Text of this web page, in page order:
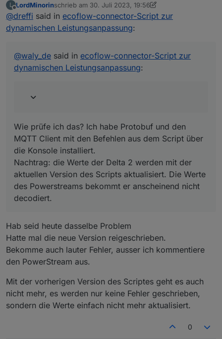
definition von protoSource2 vorhanden und
vollständig ?
Wie prüfe ich das? Ich habe Protobuf und den MQTT
installiert.
Nachtrag: die Werte der Delta 2 werden mit der aktuellen
Version des Scripts aktualisiert. Die Werte des
L
Offline
LordMinorinschrieb am 30. Juli 2023, 19:56
zuletzt editiert von LordMinorin
@dreffi said in ecoflow-connector-Script zur
dynamischen Leistungsanpassung:
@waly_de said in ecoflow-connector-Script zur
dynamischen Leistungsanpassung:
Wie prüfe ich das? Ich habe Protobuf und den
MQTT Client mit den Befehlen aus dem Script über
die Konsole installiert.
Nachtrag: die Werte der Delta 2 werden mit der
aktuellen Version des Scripts aktualisiert. Die Werte
des Powerstreams bekommt er anscheinend nicht
decodiert.
Hab seid heute dasselbe Problem
Hatte mal die neue Version reigeschrieben.
Bekomme auch lauter Fehler, ausser ich kommentiere
den PowerStream aus.
Mit der vorherigen Version des Scriptes geht es auch
nicht mehr, es werden nur keine Fehler geschrieben,
sondern die Werte einfach nicht mehr aktualisiert.
0